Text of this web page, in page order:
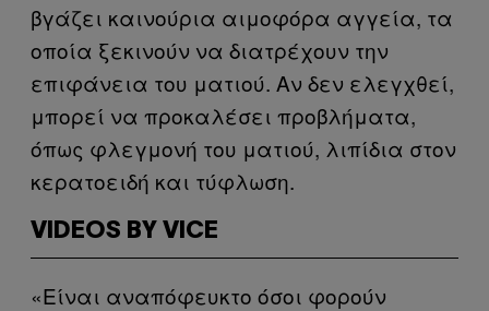
βγάζει καινούρια αιμοφόρα αγγεία, τα
οποία ξεκινούν να διατρέχουν την
επιφάνεια του ματιού. Αν δεν ελεγχθεί,
μπορεί να προκαλέσει προβλήματα,
όπως φλεγμονή του ματιού, λιπίδια στον
κερατοειδή και τύφλωση.
VIDEOS BY VICE
«Είναι αναπόφευκτο όσοι φορούν